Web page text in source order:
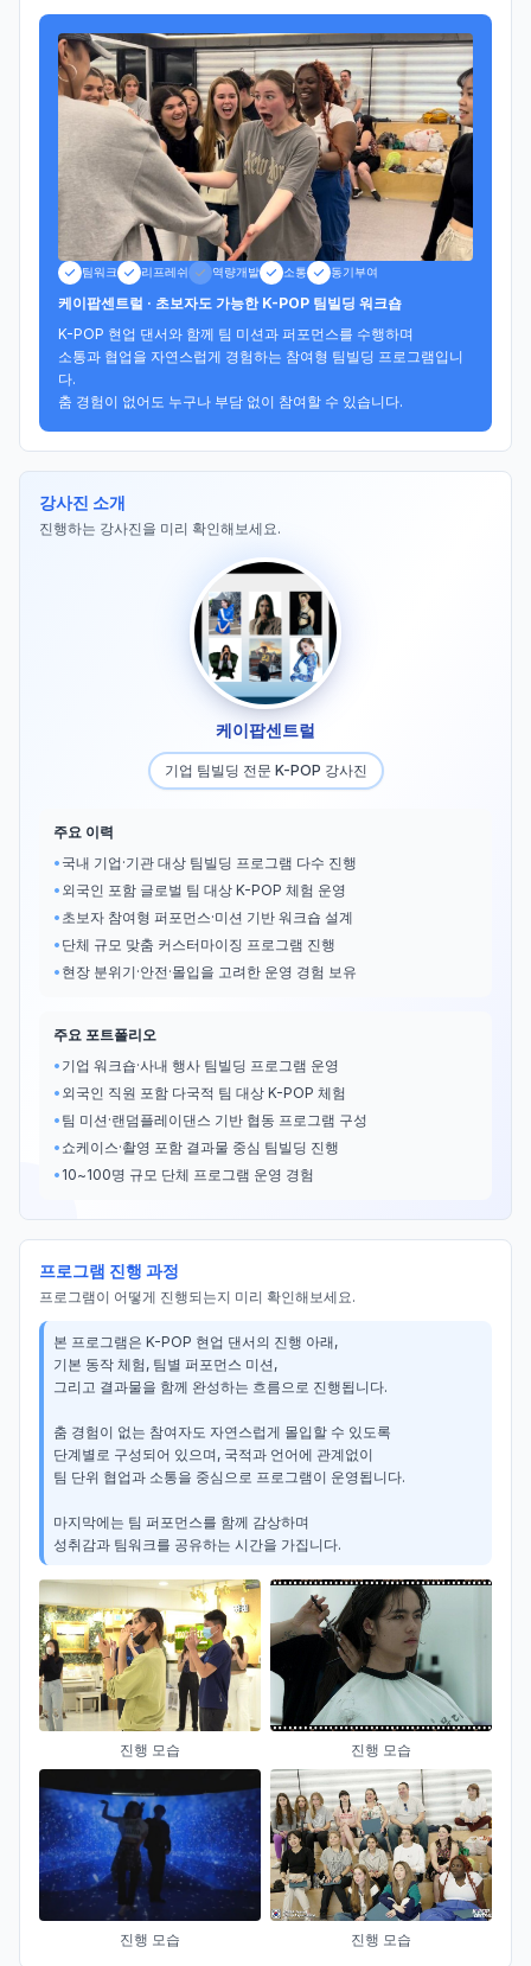
팀워크 리프레쉬 역량개발 소통 동기부여
케이팝센트럴 · 초보자도 가능한 K-POP 팀빌딩 워크숍
K-POP 현업 댄서와 함께 팀 미션과 퍼포먼스를 수행하며
소통과 협업을 자연스럽게 경험하는 참여형 팀빌딩 프로그램입니
다.
춤 경험이 없어도 누구나 부담 없이 참여할 수 있습니다.
강사진 소개
진행하는 강사진을 미리 확인해보세요.
케이팝센트럴
기업 팀빌딩 전문 K-POP 강사진
주요 이력
• 국내 기업·기관 대상 팀빌딩 프로그램 다수 진행
• 외국인 포함 글로벌 팀 대상 K-POP 체험 운영
• 초보자 참여형 퍼포먼스·미션 기반 워크숍 설계
• 단체 규모 맞춤 커스터마이징 프로그램 진행
• 현장 분위기·안전·몰입을 고려한 운영 경험 보유
주요 포트폴리오
• 기업 워크숍·사내 행사 팀빌딩 프로그램 운영
• 외국인 직원 포함 다국적 팀 대상 K-POP 체험
• 팀 미션·랜덤플레이댄스 기반 협동 프로그램 구성
• 쇼케이스·촬영 포함 결과물 중심 팀빌딩 진행
• 10~100명 규모 단체 프로그램 운영 경험
프로그램 진행 과정
프로그램이 어떻게 진행되는지 미리 확인해보세요.
본 프로그램은 K-POP 현업 댄서의 진행 아래,
기본 동작 체험, 팀별 퍼포먼스 미션,
그리고 결과물을 함께 완성하는 흐름으로 진행됩니다.
춤 경험이 없는 참여자도 자연스럽게 몰입할 수 있도록
단계별로 구성되어 있으며, 국적과 언어에 관계없이
팀 단위 협업과 소통을 중심으로 프로그램이 운영됩니다.
마지막에는 팀 퍼포먼스를 함께 감상하며
성취감과 팀워크를 공유하는 시간을 가집니다.
진행 모습 진행 모습
진행 모습 진행 모습